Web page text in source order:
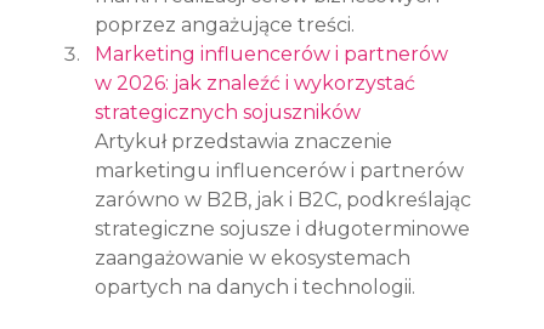
poprzez angażujące treści.
Marketing influencerów i partnerów
w 2026: jak znaleźć i wykorzystać
strategicznych sojuszników
Artykuł przedstawia znaczenie
marketingu influencerów i partnerów
zarówno w B2B, jak i B2C, podkreślając
strategiczne sojusze i długoterminowe
zaangażowanie w ekosystemach
opartych na danych i technologii.